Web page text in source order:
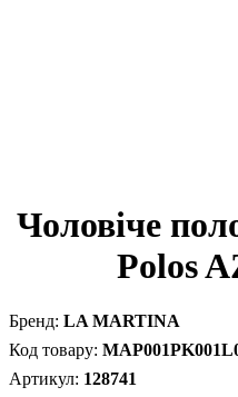
Чоловіче
Polos
LA MARTINA
128741